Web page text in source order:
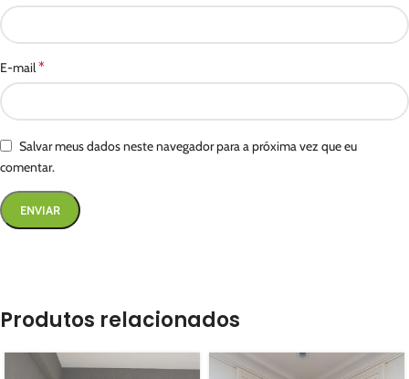
E-mail*
Salvar meus dados neste navegador para a próxima vez que eu
comentar.
Produtos relacionados